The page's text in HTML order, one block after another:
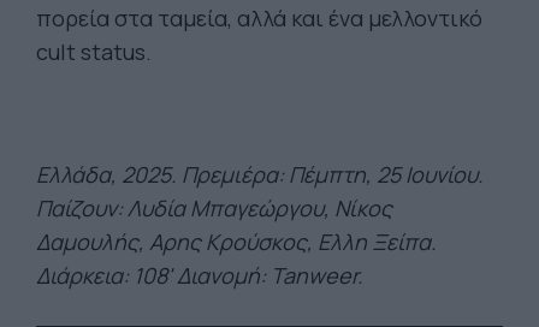
πορεία στα ταμεία, αλλά και ένα μελλοντικό
cult status.
Ελλάδα, 2025. Πρεμιέρα: Πέμπτη, 25 Ιουνίου.
Παίζουν: Λυδία Μπαγεώργου, Νίκος
Δαμουλής, Αρης Κρούσκος, Ελλη Ξείπα.
Διάρκεια: 108' Διανομή: Tanweer.